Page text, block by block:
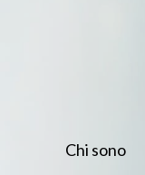
Chi sono